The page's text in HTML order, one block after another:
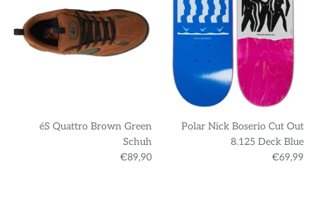
éS Quattro Brown Green
Schuh
€89,90
Polar Nick Boserio Cut Out
8.125 Deck Blue
€69,99